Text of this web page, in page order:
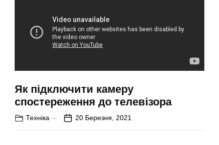
Як підключити камеру
спостереження до телевізора
Техніка 20 Березня, 2021